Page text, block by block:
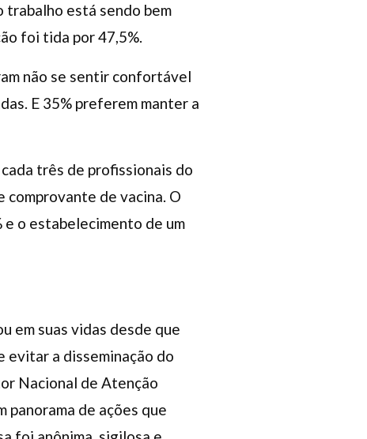
trabalho está sendo bem
foi tida por 47,5%.
não se sentir confortável
E 35% preferem manter a
três de profissionais do
de vacina. O
o estabelecimento de um
em suas vidas desde que
evitar a disseminação do
Nacional de Atenção
panorama de ações que